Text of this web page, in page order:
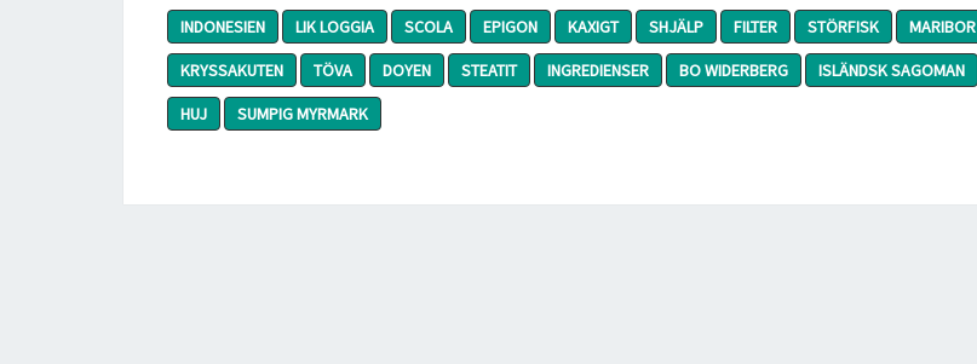
INDONESIEN LIK LOGGIA SCOLA EPIGON KAXIGT SHJÄLP FILTER STÖRFISK MARIBOR
KRYSSAKUTEN
TÖVA DOYEN STEATIT INGREDIENSER BO WIDERBERG ISLÄNDSK SAGOMAN
HUJ
SUMPIG MYRMARK